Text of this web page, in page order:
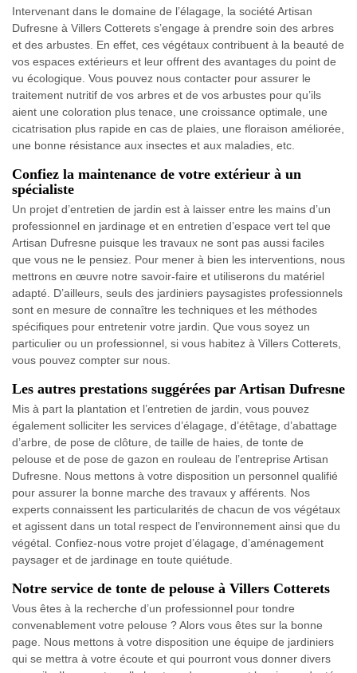
Intervenant dans le domaine de l’élagage, la société Artisan
Dufresne à Villers Cotterets s’engage à prendre soin des arbres
et des arbustes. En effet, ces végétaux contribuent à la beauté de
vos espaces extérieurs et leur offrent des avantages du point de
vu écologique. Vous pouvez nous contacter pour assurer le
traitement nutritif de vos arbres et de vos arbustes pour qu’ils
aient une coloration plus tenace, une croissance optimale, une
cicatrisation plus rapide en cas de plaies, une floraison améliorée,
une bonne résistance aux insectes et aux maladies, etc.
Confiez la maintenance de votre extérieur à un
spécialiste
Un projet d’entretien de jardin est à laisser entre les mains d’un
professionnel en jardinage et en entretien d’espace vert tel que
Artisan Dufresne puisque les travaux ne sont pas aussi faciles
que vous ne le pensiez. Pour mener à bien les interventions, nous
mettrons en œuvre notre savoir-faire et utiliserons du matériel
adapté. D’ailleurs, seuls des jardiniers paysagistes professionnels
sont en mesure de connaître les techniques et les méthodes
spécifiques pour entretenir votre jardin. Que vous soyez un
particulier ou un professionnel, si vous habitez à Villers Cotterets,
vous pouvez compter sur nous.
Les autres prestations suggérées par Artisan Dufresne
Mis à part la plantation et l’entretien de jardin, vous pouvez
également solliciter les services d’élagage, d’étêtage, d’abattage
d’arbre, de pose de clôture, de taille de haies, de tonte de
pelouse et de pose de gazon en rouleau de l’entreprise Artisan
Dufresne. Nous mettons à votre disposition un personnel qualifié
pour assurer la bonne marche des travaux y afférents. Nos
experts connaissent les particularités de chacun de vos végétaux
et agissent dans un total respect de l’environnement ainsi que du
végétal. Confiez-nous votre projet d’élagage, d’aménagement
paysager et de jardinage en toute quiétude.
Notre service de tonte de pelouse à Villers Cotterets
Vous êtes à la recherche d’un professionnel pour tondre
convenablement votre pelouse ? Alors vous êtes sur la bonne
page. Nous mettons à votre disposition une équipe de jardiniers
qui se mettra à votre écoute et qui pourront vous donner divers